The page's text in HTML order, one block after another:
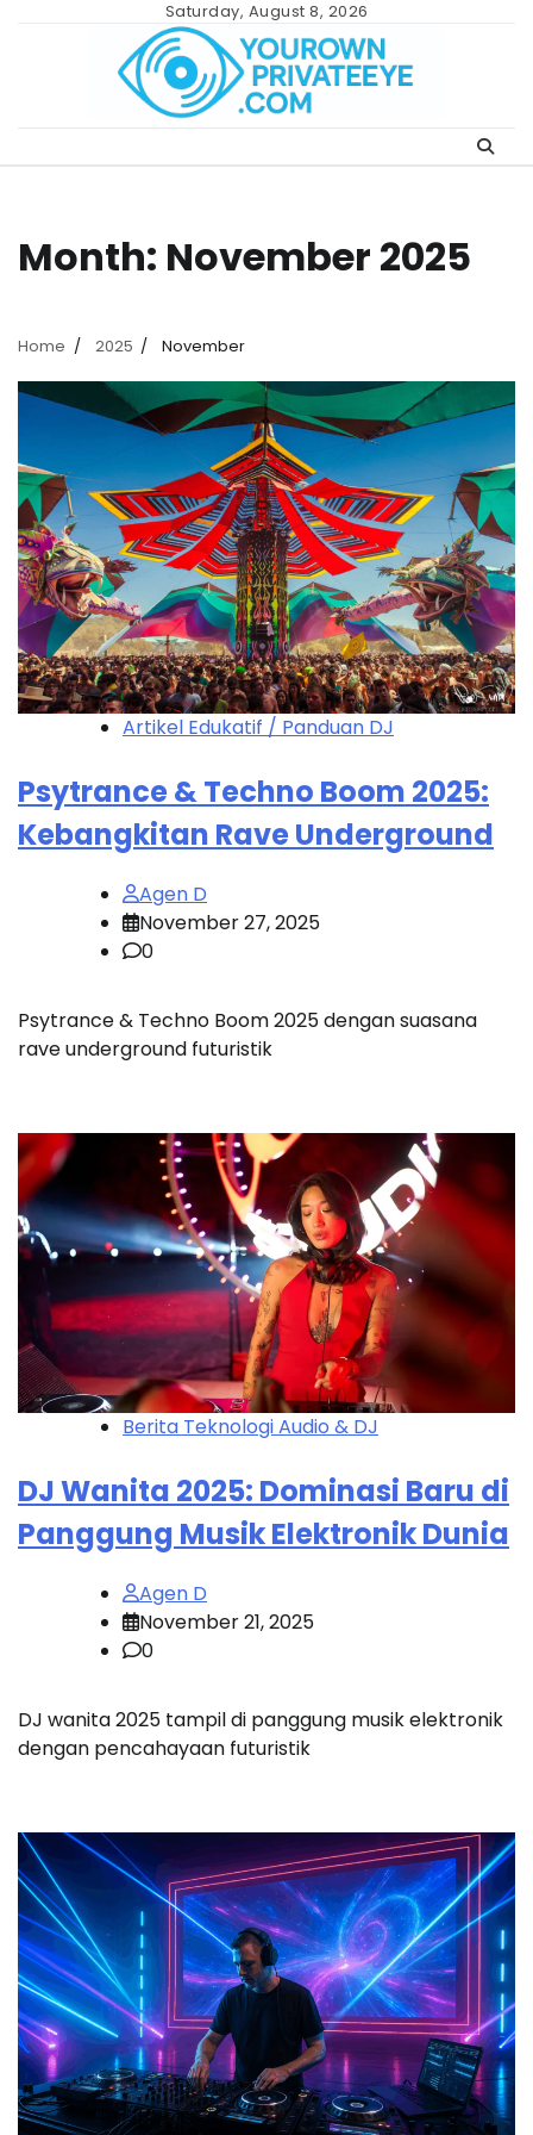
Saturday, August 8, 2026
Month: November 2025
Home 2025 November
Artikel Edukatif / Panduan DJ
Psytrance & Techno Boom 2025:
Kebangkitan Rave Underground
Agen D
November 27, 2025
0
Psytrance & Techno Boom 2025 dengan suasana
rave underground futuristik
Berita Teknologi Audio & DJ
DJ Wanita 2025: Dominasi Baru di
Panggung Musik Elektronik Dunia
Agen D
November 21, 2025
0
DJ wanita 2025 tampil di panggung musik elektronik
dengan pencahayaan futuristik